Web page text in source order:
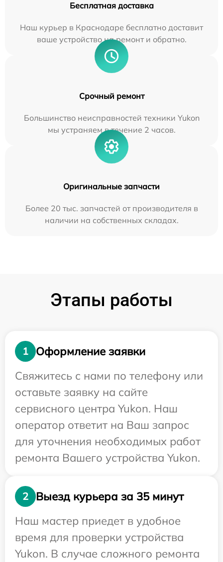
Бесплатная доставка
Наш курьер в Краснодаре бесплатно доставит
ваше устройство на ремонт и обратно.
Срочный ремонт
Большинство неисправностей техники Yukon
мы устраняем в течение 2 часов.
Оригинальные запчасти
Более 20 тыс. запчастей от производителя в
наличии на собственных складах.
Этапы работы
1
Оформление заявки
Свяжитесь с нами по телефону или
оставьте заявку на сайте
сервисного центра Yukon. Наш
оператор ответит на Ваш запрос
для уточнения необходимых работ
ремонта Вашего устройства Yukon.
2
Выезд курьера за 35 минут
Наш мастер приедет в удобное
время для проверки устройства
Yukon. В случае сложного ремонта